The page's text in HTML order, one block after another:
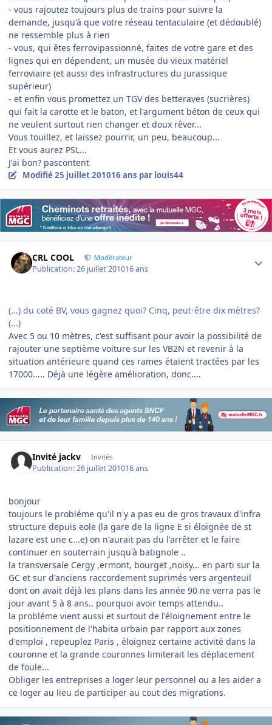
- vous rajoutez toujours plus de trains pour suivre la
demande, jusqu'à que votre réseau tentaculaire (et dédoublé)
ne ressemble plus à rien
- vous, qui êtes ferrovipassionné, faites de votre gare et des
lignes qui en dépendent, un musée du vieux matériel
ferroviaire (et aussi des infrastructures du jurassique
supérieur)
- et enfin vous promettez un TGV des betteraves (sucrières)
qui fait la carotte et le baton, et l'argument béton de ceux qui
ne veulent surtout rien changer et doux rêver...
Vous touillez, et laissez pourrir, un peu, beaucoup...
Et vous aurez PSL...
J'ai bon? pascontent
Modifié25 juillet 201016 ans par louis44
CRL COOL Modérateur
Publication:26 juillet 201016 ans
(...) du coté BV, vous gagnez quoi? Cinq, peut-être dix mètres?
(...)
Avec 5 ou 10 mètres, c'est suffisant pour avoir la possibilité de
rajouter une septième voiture sur les VB2N et revenir à la
situation antérieure quand ces rames étaient tractées par les
17000..... Déjà une légère amélioration, donc....
Invité jackv Invités
Publication:26 juillet 201016 ans
bonjour
toujours le probléme qu'il n'y a pas eu de gros travaux d'infra
structure depuis eole (la gare de la ligne E si éloignée de st
lazare est une c...e) on n'aurait pas du l'arrêter et le faire
continuer en souterrain jusqu'à batignole ..
la transversale Cergy ,ermont, bourget ,noisy... en parti sur la
GC et sur d'anciens raccordement suprimés vers argenteuil
dont on avait déjà les plans dans les année 90 ne verra pas le
jour avant 5 à 8 ans.. pourquoi avoir temps attendu..
la probléme vient aussi et surtout de l'éloignement entre le
positionnement de l'habita urbain par rapport aux zones
d'emploi , repeuplez Paris , éloignez certaine activité dans la
couronne et la grande couronnes limiterait les déplacement
de foule...
Obliger les entreprises a loger leur personnel ou a les aider a
ce loger au lieu de participer au cout des migrations.